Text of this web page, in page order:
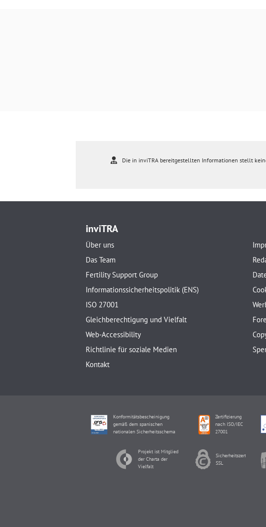
Die in inviTRA bereitgestellten Informationen stellt
inviTRA
Über uns
Das Team
Fertility Support Group
Informationssicherheitspolitik (ENS)
ISO 27001
Gleichberechtigung und Vielfalt
Web-Accessibility
Richtlinie für soziale Medien
Kontakt
Konformitätsbescheinigung
gemäß dem spanischen
nationalen Sicherheitsschema
Zertifizierung
nach ISO/IEC
27001
Projekt ist Mitglied
der Charta der
Vielfalt
Sicherheitszertifikat
SSL